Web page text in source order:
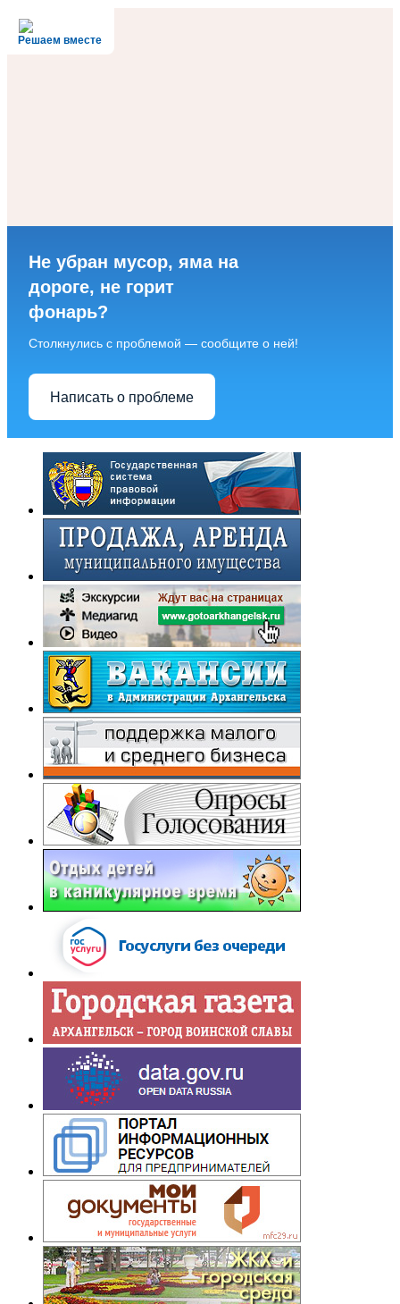
Решаем вместе
Не убран мусор, яма на
дороге, не горит
фонарь?
Столкнулись с проблемой — сообщите о ней!
Написать о проблеме